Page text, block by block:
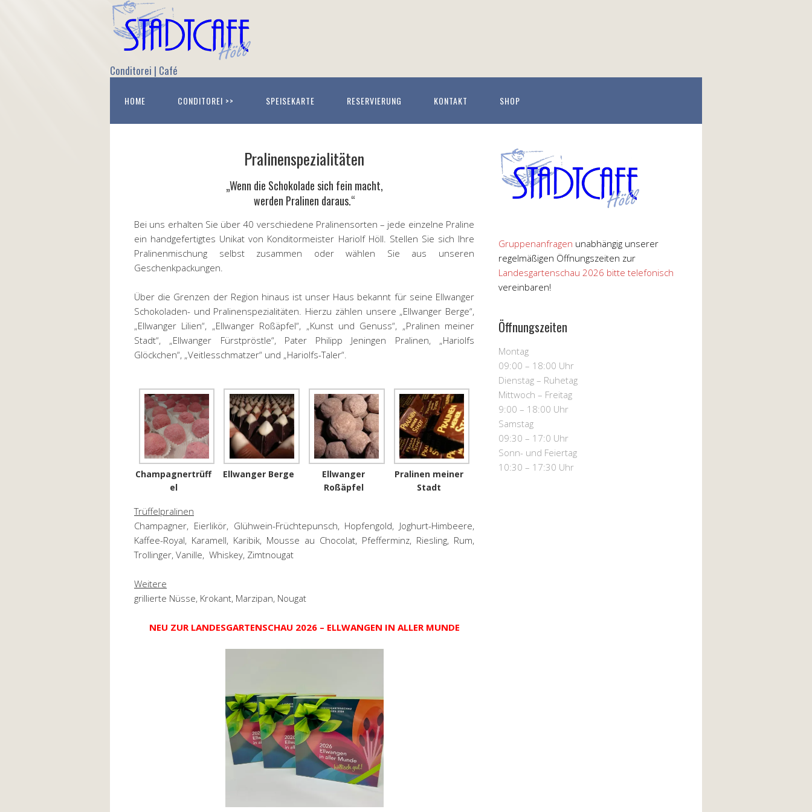
Conditorei | Café
HOME CONDITOREI >> SPEISEKARTE RESERVIERUNG KONTAKT SHOP
Pralinenspezialitäten
„Wenn die Schokolade sich fein macht,
werden Pralinen daraus.“
Bei uns erhalten Sie über 40 verschiedene Pralinensorten – jede einzelne Praline
ein handgefertigtes Unikat von Konditormeister Hariolf Höll. Stellen Sie sich Ihre
Pralinenmischung selbst zusammen oder wählen Sie aus unseren
Geschenkpackungen.
Über die Grenzen der Region hinaus ist unser Haus bekannt für seine Ellwanger
Schokoladen- und Pralinenspezialitäten. Hierzu zählen unsere „Ellwanger Berge“,
„Ellwanger Lilien“, „Ellwanger Roßäpfel“, „Kunst und Genuss“, „Pralinen meiner
Stadt“, „Ellwanger Fürstpröstle“, Pater Philipp Jeningen Pralinen, „Hariolfs
Glöckchen“, „Veitlesschmatzer“ und „Hariolfs-Taler“.
Champagnertrüff
el
Ellwanger Berge
Ellwanger
Roßäpfel
Pralinen meiner
Stadt
Trüffelpralinen
Champagner, Eierlikör, Glühwein-Früchtepunsch, Hopfengold, Joghurt-Himbeere,
Kaffee-Royal, Karamell, Karibik, Mousse au Chocolat, Pfefferminz, Riesling, Rum,
Trollinger, Vanille, Whiskey, Zimtnougat
Weitere
grillierte Nüsse, Krokant, Marzipan, Nougat
NEU ZUR LANDESGARTENSCHAU 2026 – ELLWANGEN IN ALLER MUNDE
Gruppenanfragen unabhängig unserer
regelmäßigen Öffnungszeiten zur
Landesgartenschau 2026 bitte telefonisch
vereinbaren!
Öffnungszeiten
Montag
09:00 – 18:00 Uhr
Dienstag – Ruhetag
Mittwoch – Freitag
9:00 – 18:00 Uhr
Samstag
09:30 – 17:0 Uhr
Sonn- und Feiertag
10:30 – 17:30 Uhr